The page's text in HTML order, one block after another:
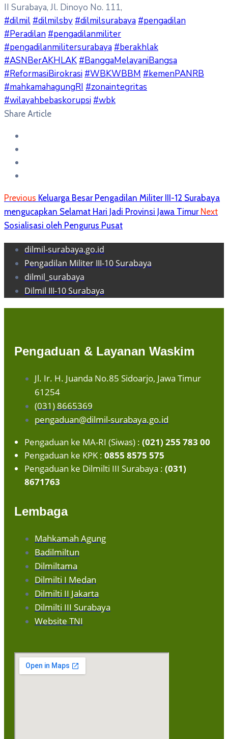
II Surabaya, Jl. Dinoyo No. 111,
#dilmil #dilmilsby #dilmilsurabaya #pengadilan
#Peradilan #pengadilanmiliter
#pengadilanmilitersurabaya #berakhlak
#ASNBerAKHLAK #BanggaMelayaniBangsa
#ReformasiBirokrasi #WBKWBBM #kemenPANRB
#mahkamahagungRI #zonaintegritas
#wilayahbebaskorupsi #wbk
Share Article
Previous Keluarga Besar Pengadilan Militer III-12 Surabaya
mengucapkan Selamat Hari Jadi Provinsi Jawa Timur Next
Sosialisasi oleh Pengurus Pusat
dilmil-surabaya.go.id
Pengadilan Militer III-10 Surabaya
dilmil_surabaya
Dilmil III-10 Surabaya
Pengaduan & Layanan Waskim
Jl. Ir. H. Juanda No.85 Sidoarjo, Jawa Timur
61254
(031) 8665369
pengaduan@dilmil-surabaya.go.id
Pengaduan ke MA-RI (Siwas) : (021) 255 783 00
Pengaduan ke KPK : 0855 8575 575
Pengaduan ke Dilmilti III Surabaya : (031)
8671763
Lembaga
Mahkamah Agung
Badilmiltun
Dilmiltama
Dilmilti I Medan
Dilmilti II Jakarta
Dilmilti III Surabaya
Website TNI